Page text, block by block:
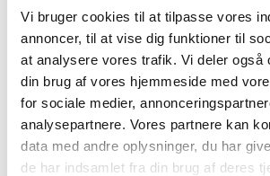
Vi bruger cookies til at tilpasse vores
annoncer, til at vise dig funktioner til
at analysere vores trafik. Vi deler også
din brug af vores hjemmeside med
for sociale medier,
analysepartnere. Vores partnere kan
data med andre oplysninger, du har
de har indsamlet fra din brug af deres
EAN-nr. 7891265153388
Bedst sælgende i